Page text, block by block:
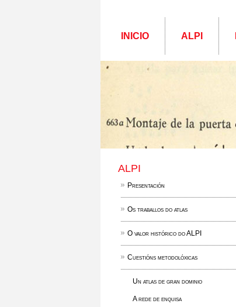
INICIO ALPI
ALPI
Presentación
Os traballos do atlas
O valor histórico do ALPI
Cuestións metodolóxicas
Un atlas de gran dominio
A rede de enquisa